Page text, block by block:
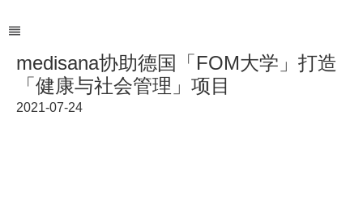
medisana协助德国「FOM大学」打造
「健康与社会管理」项目
2021-07-24